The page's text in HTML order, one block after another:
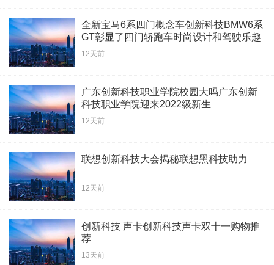
全新宝马6系四门概念车创新科技BMW6系
GT彰显了四门轿跑车时尚设计和驾驶乐趣
12天前
广东创新科技职业学院校园大吗广东创新
科技职业学院迎来2022级新生
12天前
联想创新科技大会揭秘联想黑科技助力
12天前
创新科技 声卡创新科技声卡双十一购物推
荐
13天前